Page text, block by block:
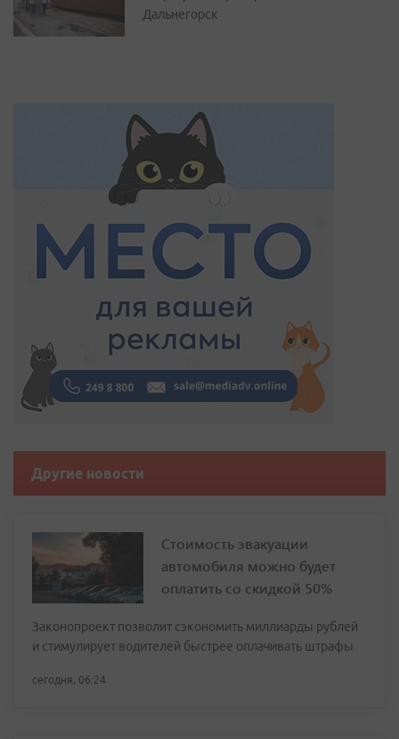
Дальнегорск
Другие новости
Стоимость эвакуации
автомобиля можно будет
оплатить со скидкой 50%
Законопроект позволит сэкономить миллиарды рублей
и стимулирует водителей быстрее оплачивать штрафы
сегодня, 06:24